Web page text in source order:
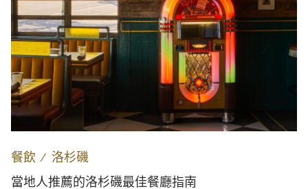
餐飲 ∕ 洛杉磯
當地人推薦的洛杉磯最佳餐廳指南